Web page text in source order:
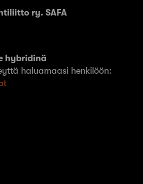
ry. SAFA
hybridinä
haluamaasi henkilöön: